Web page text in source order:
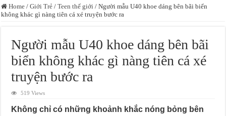
Home / Giới Trẻ / Teen thế giới / Người mẫu U40 khoe dáng bên bãi biển
không khác gì nàng tiên cá xé truyện bước ra
Người mẫu U40 khoe dáng bên bãi
biển không khác gì nàng tiên cá xé
truyện bước ra
519 Views
Không chỉ có những khoảnh khắc nóng bỏng bên